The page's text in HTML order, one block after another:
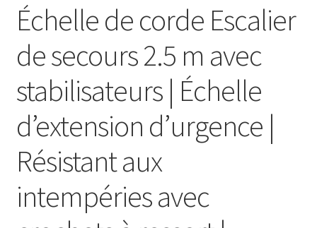
Échelle de corde Escalier
de secours 2.5 m avec
stabilisateurs | Échelle
d’extension d’urgence |
Résistant aux
intempéries avec